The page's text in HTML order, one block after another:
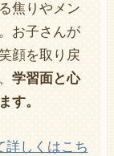
焦りやメン
お子さんが
顔を取り戻
学習面と心
す。
詳しくはこち